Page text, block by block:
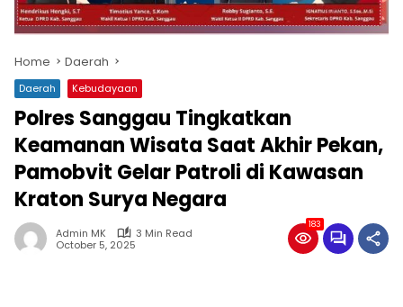
Home Daerah
Daerah Kebudayaan
Polres Sanggau Tingkatkan
Keamanan Wisata Saat Akhir Pekan,
Pamobvit Gelar Patroli di Kawasan
Kraton Surya Negara
Admin MK
3 Min Read
October 5, 2025
183